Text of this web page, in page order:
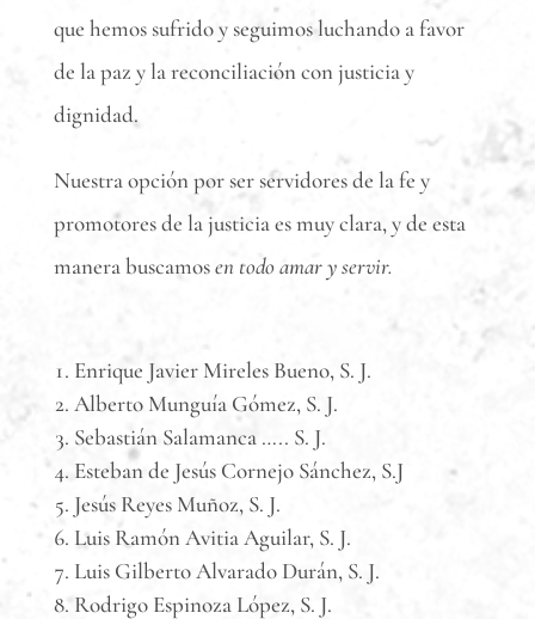
que hemos sufrido y seguimos luchando a favor
de la paz y la reconciliación con justicia y
dignidad.
Nuestra opción por ser servidores de la fe y
promotores de la justicia es muy clara, y de esta
manera buscamosen todo amar y servir.
Enrique Javier Mireles Bueno, S. J.
Alberto Munguía Gómez, S. J.
Sebastián Salamanca ….. S. J.
Esteban de Jesús Cornejo Sánchez, S.J
Jesús Reyes Muñoz, S. J.
Luis Ramón Avitia Aguilar, S. J.
Luis Gilberto Alvarado Durán, S. J.
Rodrigo Espinoza López, S. J.